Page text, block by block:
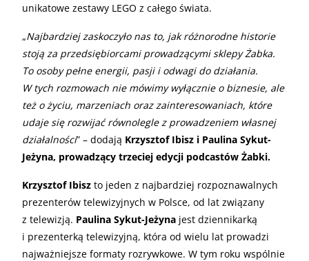
unikatowe zestawy LEGO z całego świata.
„Najbardziej zaskoczyło nas to, jak różnorodne historie
stoją za przedsiębiorcami prowadzącymi sklepy Żabka.
To osoby pełne energii, pasji i odwagi do działania.
W tych rozmowach nie mówimy wyłącznie o biznesie, ale
też o życiu, marzeniach oraz zainteresowaniach, które
udaje się rozwijać równolegle z prowadzeniem własnej
działalności” – dodają Krzysztof Ibisz i Paulina Sykut-
Jeżyna, prowadzący trzeciej edycji podcastów Żabki.
Krzysztof Ibisz to jeden z najbardziej rozpoznawalnych
prezenterów telewizyjnych w Polsce, od lat związany
z telewizją. Paulina Sykut-Jeżyna jest dziennikarką
i prezenterką telewizyjną, która od wielu lat prowadzi
najważniejsze formaty rozrywkowe. W tym roku wspólnie